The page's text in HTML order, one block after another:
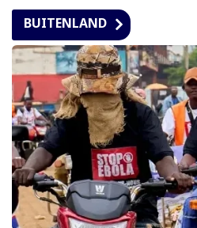
BUITENLAND